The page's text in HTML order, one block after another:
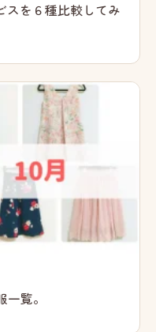
スを６種比較してみ
覧。